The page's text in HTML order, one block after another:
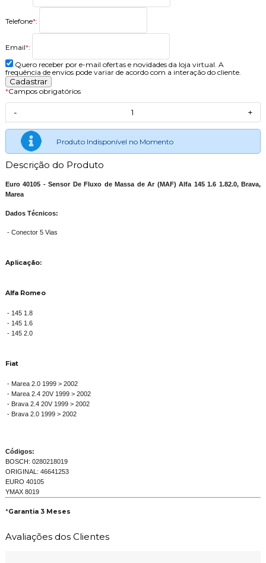
Telefone*:
Email*:
Quero receber por e-mail ofertas e novidades da loja virtual. A
frequência de envios pode variar de acordo com a interação do cliente.
*Campos obrigatórios
- +
Produto Indisponível no Momento
Descrição do Produto
Euro 40105 - Sensor De Fluxo de Massa de Ar (MAF) Alfa 145 1.6 1.82.0, Brava,
Marea
Dados Técnicos:
- Conector 5 Vias
Aplicação:
Alfa Romeo
- 145 1.8
- 145 1.6
- 145 2.0
Fiat
- Marea 2.0 1999 > 2002
- Marea 2.4 20V 1999 > 2002
- Brava 2.4 20V 1999 > 2002
- Brava 2.0 1999 > 2002
Códigos:
BOSCH: 0280218019
ORIGINAL: 46641253
EURO 40105
YMAX 8019
*Garantia 3 Meses
Avaliações dos Clientes